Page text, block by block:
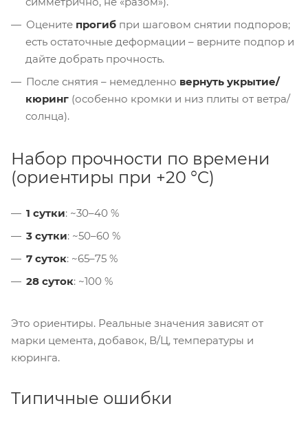
Оцените прогиб при шаговом снятии подпоров;
есть остаточные деформации – верните подпор и
дайте добрать прочность.
После снятия – немедленно вернуть укрытие/
кюринг (особенно кромки и низ плиты от ветра/
солнца).
Набор прочности по времени
(ориентиры при +20 °C)
1 сутки: ~30–40 %
3 сутки: ~50–60 %
7 суток: ~65–75 %
28 суток: ~100 %
Это ориентиры. Реальные значения зависят от
марки цемента, добавок, В/Ц, температуры и
кюринга.
Типичные ошибки